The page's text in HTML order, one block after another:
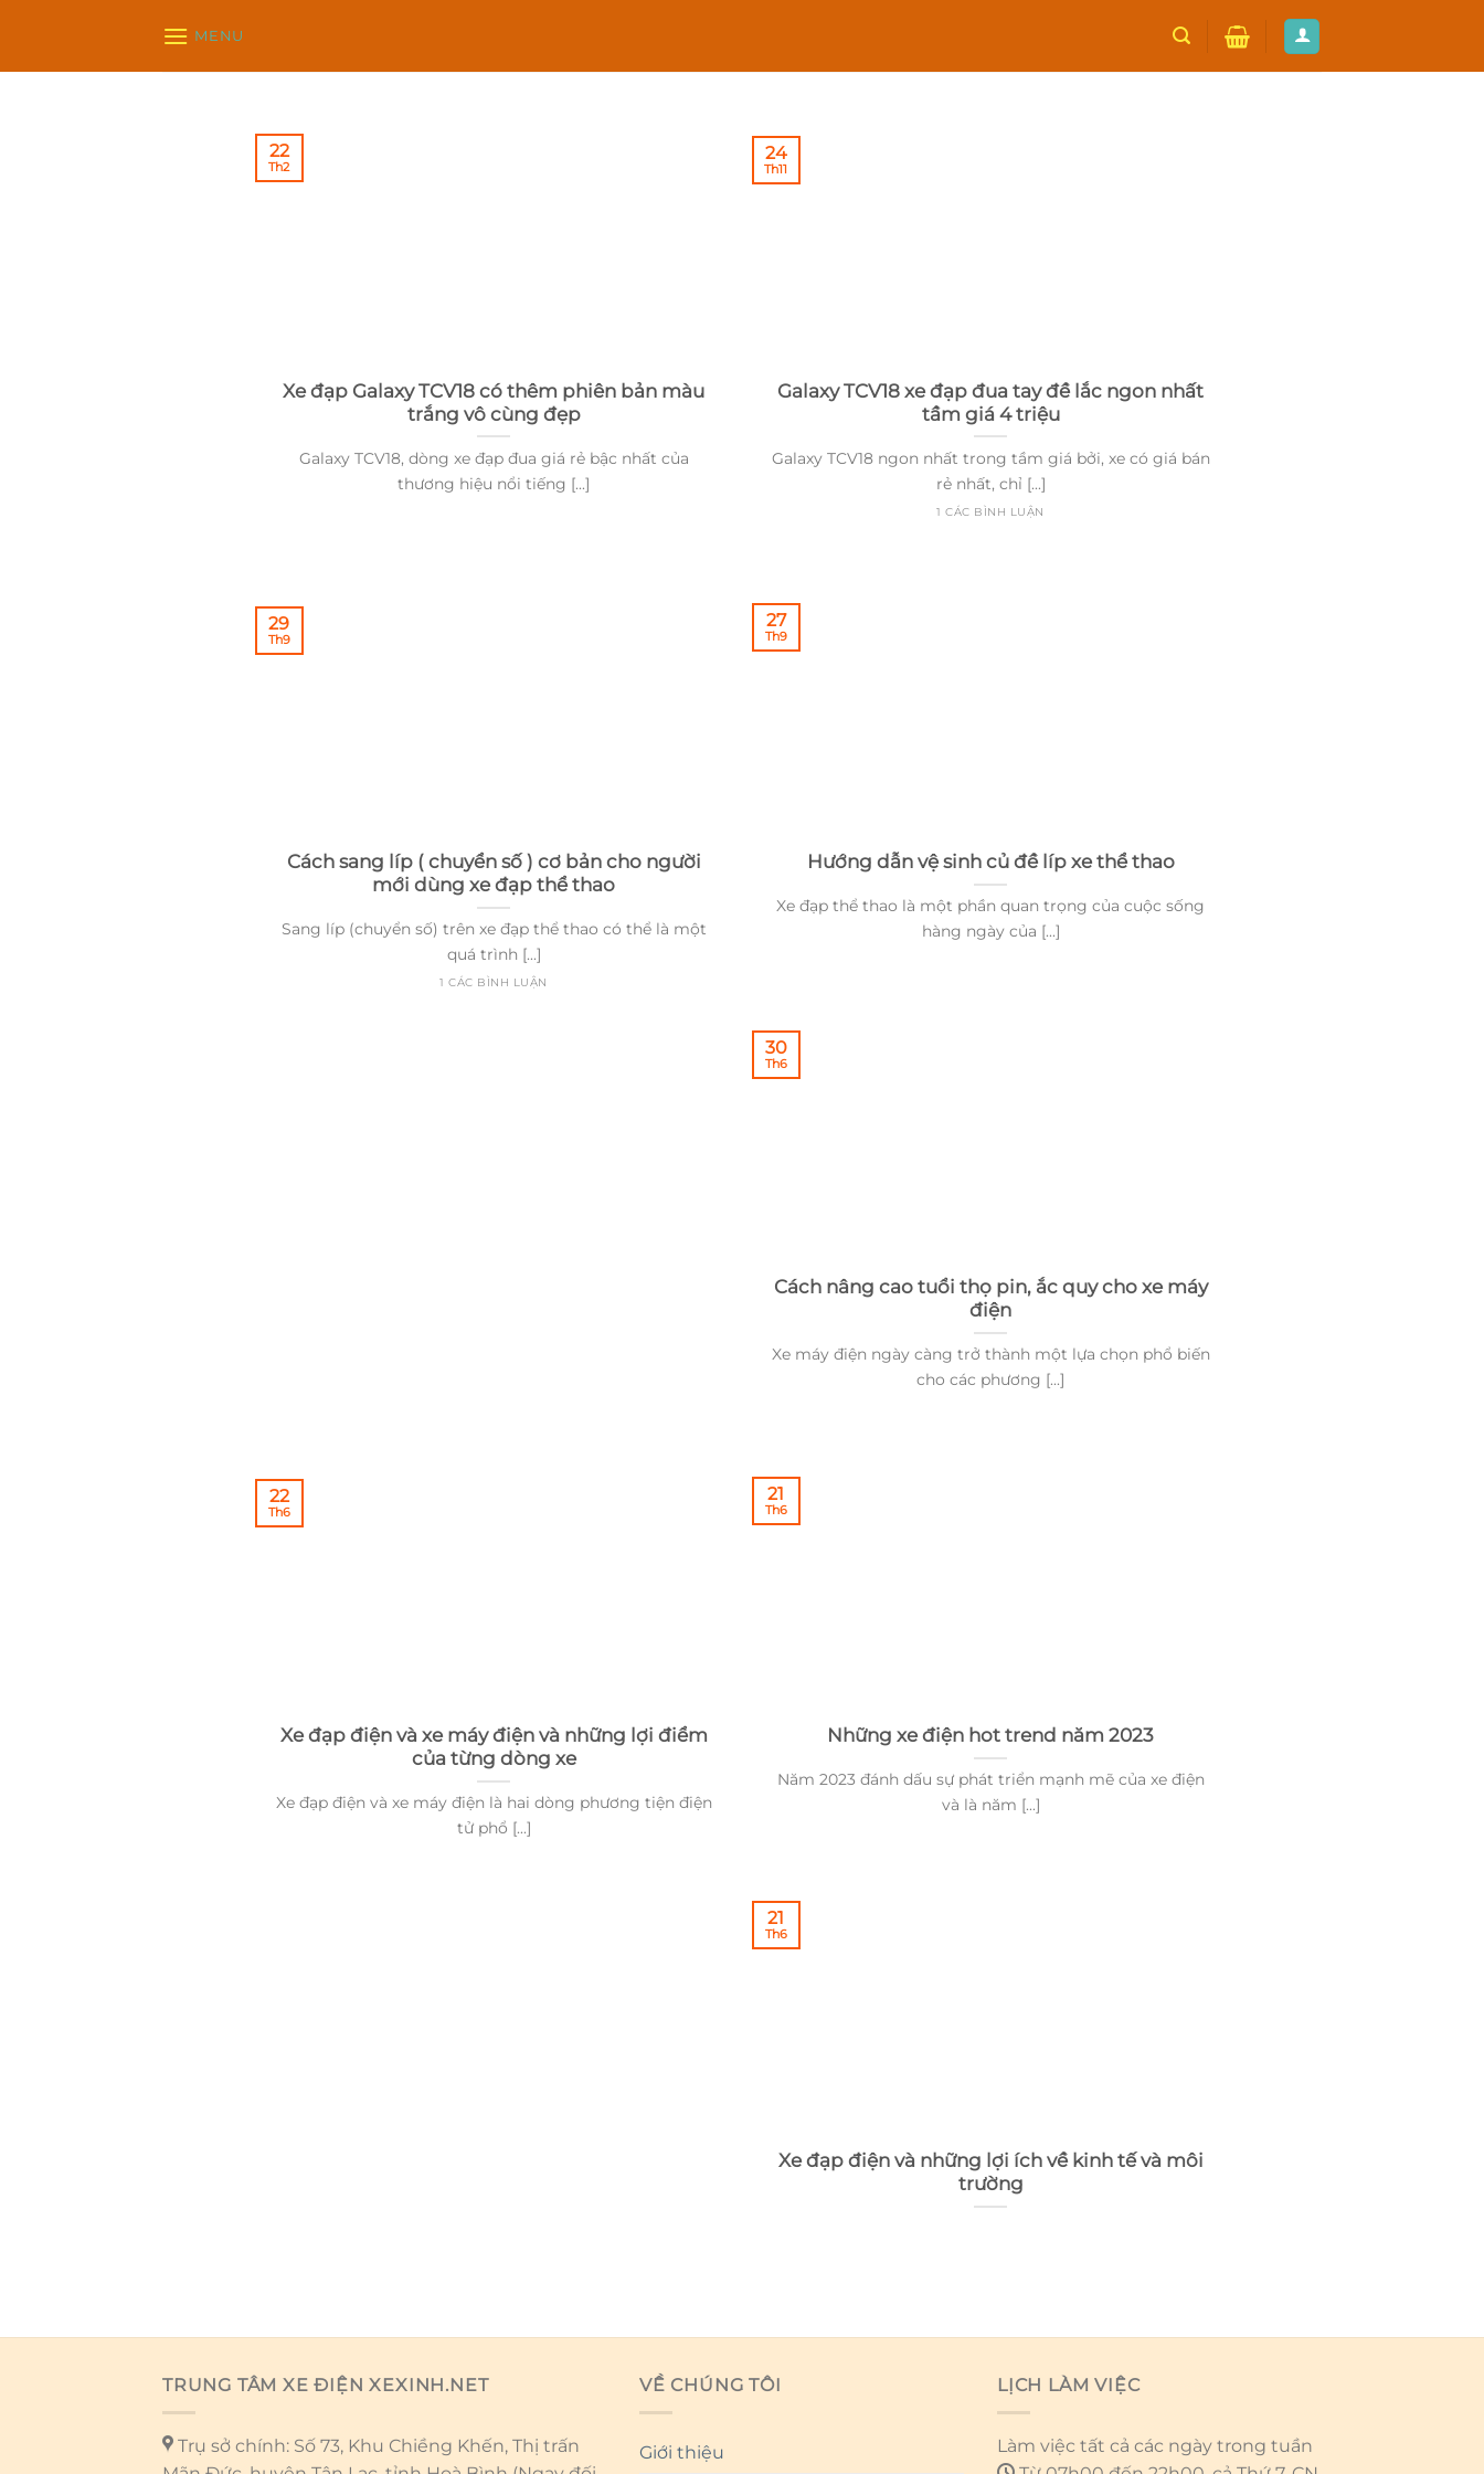
nội
MENU
Xe đạp Galaxy TCV18 có thêm phiên bản màu
trắng vô cùng đẹp
Galaxy TCV18, dòng xe đạp đua giá rẻ bậc nhất của
thương hiệu nổi tiếng [...]
22
Th2
Galaxy TCV18 xe đạp đua tay đề lắc ngon nhất
tầm giá 4 triệu
Galaxy TCV18 ngon nhất trong tầm giá bởi, xe có giá bán
rẻ nhất, chỉ [...]
1 CÁC BÌNH LUẬN
24
Th11
Cách sang líp ( chuyển số ) cơ bản cho người
mới dùng xe đạp thể thao
Sang líp (chuyển số) trên xe đạp thể thao có thể là một
quá trình [...]
1 CÁC BÌNH LUẬN
29
Th9
Hướng dẫn vệ sinh củ đề líp xe thể thao
Xe đạp thể thao là một phần quan trọng của cuộc sống
hàng ngày của [...]
27
Th9
Cách nâng cao tuổi thọ pin, ắc quy cho xe máy
điện
Xe máy điện ngày càng trở thành một lựa chọn phổ biến
cho các phương [...]
30
Th6
Xe đạp điện và xe máy điện và những lợi điểm
của từng dòng xe
Xe đạp điện và xe máy điện là hai dòng phương tiện điện
tử phổ [...]
22
Th6
Những xe điện hot trend năm 2023
Năm 2023 đánh dấu sự phát triển mạnh mẽ của xe điện
và là năm [...]
21
Th6
Xe đạp điện và những lợi ích về kinh tế và môi
trường
21
Th6
TRUNG TÂM XE ĐIỆN XEXINH.NET
Trụ sở chính: Số 73, Khu Chiềng Khến, Thị trấn
VỀ CHÚNG TÔI
Giới thiệu
LỊCH LÀM VIỆC
Làm việc tất cả các ngày trong tuần